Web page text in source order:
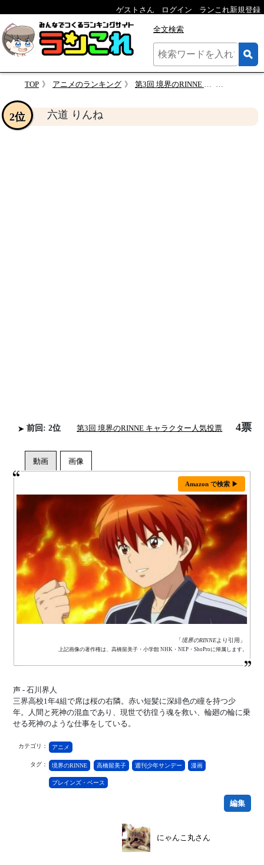
ゲストさん ログイン ランこれ新規登録
全文検索
TOP アニメのランキング 第3回 境界のRINNE キャラクター人気投票
六道 りんね
2位
前回: 2位 第3回 境界のRINNE キャラクター人気投票 4票
Amazon で検索 ▶
「境界のRINNEより引用」
上記画像の著作権は、高橋留美子・小学館 NHK・NEP・ShoProに帰属します。
声 - 石川界人
三界高校1年4組で席は桜の右隣。赤い短髪に深緋色の瞳を持つ少
年。人間と死神の混血であり、現世で彷徨う魂を救い、輪廻の輪に乗
せる死神のような仕事をしている。
カテゴリ： アニメ
タグ： 境界のRINNE 高橋留美子 週刊少年サンデー 漫画
ブレインズ・ベース
編集
にゃんこ丸さん